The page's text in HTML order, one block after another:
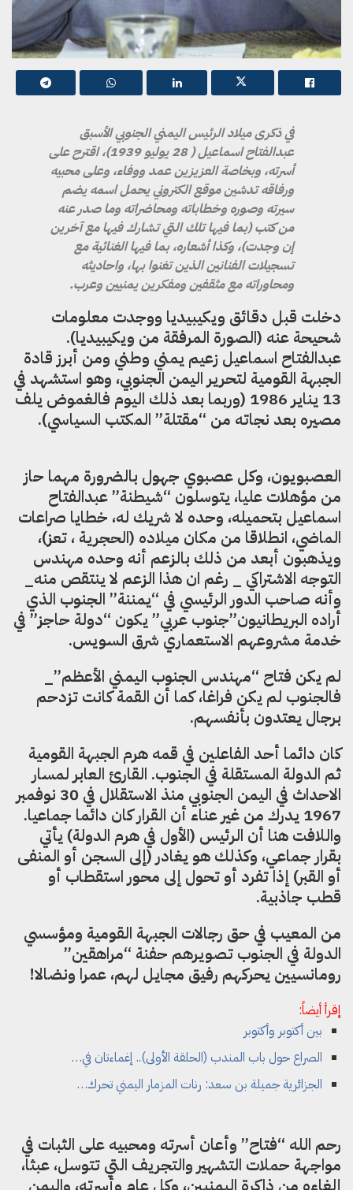
في ذكرى ميلاد الرئيس اليمني الجنوبي الأسبق
عبدالفتاح اسماعيل ( 28 يوليو 1939)، اقترح على
أسرته، وبخاصة العزيزين عمد ووفاء، وعلى محبيه
ورفاقه تدشين موقع الكتروني يحمل اسمه يضم
سيرته وصوره وخطاباته ومحاضراته وما صدر عنه
من كتب (بما فيها تلك التي تشارك فيها مع آخرين
إن وجدت)، وكذا أشعاره، بما فيها الغنائية مع
تسجيلات الفنانين الذين تغنوا بها، واحاديثه
ومحاوراته مع مثقفين ومفكرين يمنيين وعرب.
دخلت قبل دقائق ويكيبيديا ووجدت معلومات
شحيحة عنه (الصورة المرفقة من ويكيبيديا).
عبدالفتاح اسماعيل زعيم يمني وطني ومن أبرز قادة
الجبهة القومية لتحرير اليمن الجنوبي، وهو استشهد في
13 يناير 1986 (وربما بعد ذلك اليوم فالغموض يلف
مصيره بعد نجاته من “مقتلة” المكتب السياسي).
العصبويون، وكل عصبوي جهول بالضرورة مهما حاز
من مؤهلات عليا، يتوسلون “شيطنة” عبدالفتاح
اسماعيل بتحميله، وحده لا شريك له، خطايا صراعات
الماضي، انطلاقا من مكان ميلاده (الحجرية ، تعز)،
ويذهبون أبعد من ذلك بالزعم أنه وحده مهندس
التوجه الاشتراكي _ رغم ان هذا الزعم لا ينتقص منه_
وأنه صاحب الدور الرئيسي في “يمننة” الجنوب الذي
أراده البريطانيون”جنوب عربي” يكون “دولة حاجز” في
خدمة مشروعهم الاستعماري شرق السويس.
لم يكن فتاح “مهندس الجنوب اليمني الأعظم”_
فالجنوب لم يكن فراغا، كما أن القمة كانت تزدحم
برجال يعتدون بأنفسهم.
كان دائما أحد الفاعلين في قمه هرم الجبهة القومية
ثم الدولة المستقلة في الجنوب. القارئ العابر لمسار
الاحداث في اليمن الجنوبي منذ الاستقلال في 30 نوفمبر
1967 يدرك من غير عناء أن القرار كان دائما جماعيا.
واللافت هنا أن الرئيس (الأول في هرم الدولة) يأتي
بقرار جماعي، وكذلك هو يغادر (إلى السجن أو المنفى
أو القبر) إذا تفرد أو تحول إلى محور استقطاب أو
قطب جاذبية.
من المعيب في حق رجالات الجبهة القومية ومؤسسي
الدولة في الجنوب تصويرهم حفنة “مراهقين”
رومانسيين يحركهم رفيق مجايل لهم، عمرا ونضالا!
إقرأ أيضاً:
بين أكتوبر وأكتوبر
الصراع حول باب المندب (الحلقة الأولى).. إغماءتان في…
الجزائرية جميلة بن سعد: رنات المزمار اليمني تحرك…
رحم الله “فتاح” وأعان أسرته ومحبيه على الثبات في
مواجهة حملات التشهير والتجريف التي تتوسل، عبثا،
إلغاءه من ذاكرة اليمنيين، وكل عام وأسرته، واليمن